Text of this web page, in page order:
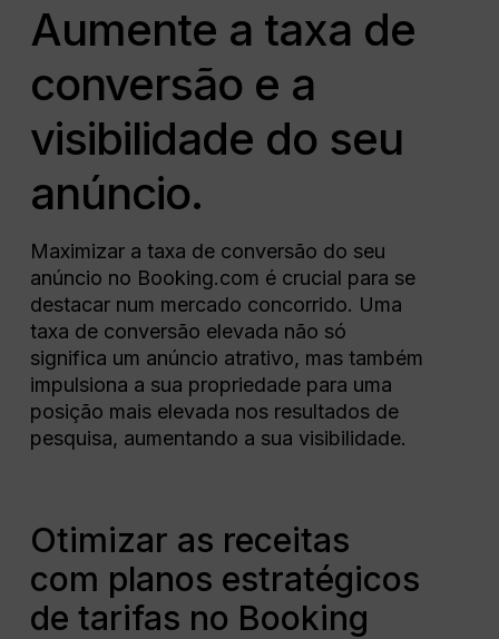
Aumente a taxa de
conversão e a
visibilidade do seu
anúncio.
Maximizar a taxa de conversão do seu
anúncio no Booking.com é crucial para se
destacar num mercado concorrido. Uma
taxa de conversão elevada não só
significa um anúncio atrativo, mas também
impulsiona a sua propriedade para uma
posição mais elevada nos resultados de
pesquisa, aumentando a sua visibilidade.
Otimizar as receitas
com planos estratégicos
de tarifas no Booking